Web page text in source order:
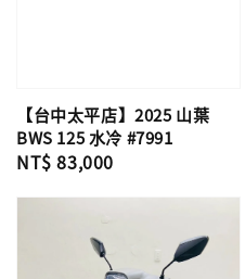
【台中太平店】2025 山葉
BWS 125 水冷 #7991
Regular
NT$ 83,000